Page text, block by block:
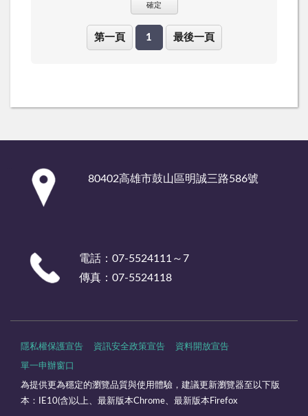
確定
第一頁 1 最後一頁
80402高雄市鼓山區明誠三路586號
電話：07-5524111～7
傳真：07-5524118
隱私權保護宣告 資訊安全政策宣告 資料開放宣告
單一申辦窗口
為提供更為穩定的瀏覽品質與使用體驗，建議更新瀏覽器至以下版
本：IE10(含)以上、最新版本Chrome、最新版本Firefox